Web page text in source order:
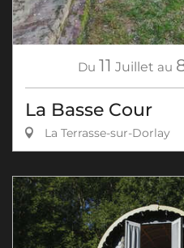
Du 11 Juillet au
La Basse Cour
La Terrasse-sur-Dorlay